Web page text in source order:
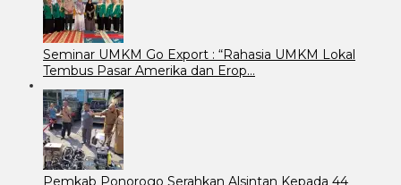
Seminar UMKM Go Export : “Rahasia UMKM Lokal
Tembus Pasar Amerika dan Erop…
Pemkab Ponorogo Serahkan Alsintan Kepada 44